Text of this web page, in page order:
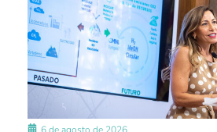
6 de agosto de 2026